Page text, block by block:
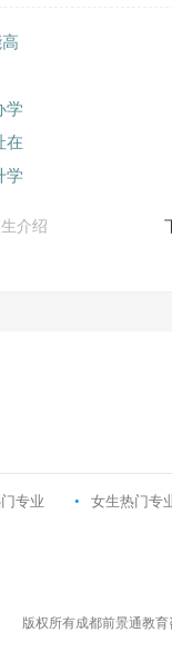
学
在
学
介绍
专业 • 女生热门专
版权所有成都前景通教